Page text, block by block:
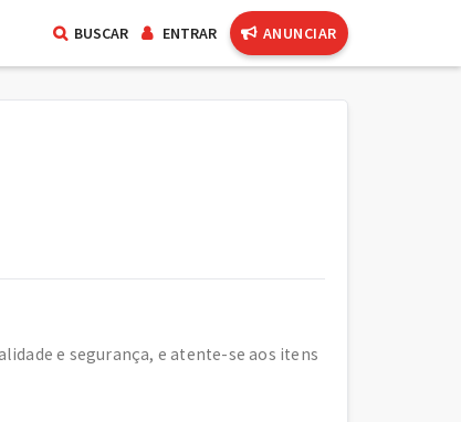
BUSCAR ENTRAR ANUNCIAR
e segurança, e atente-se aos itens